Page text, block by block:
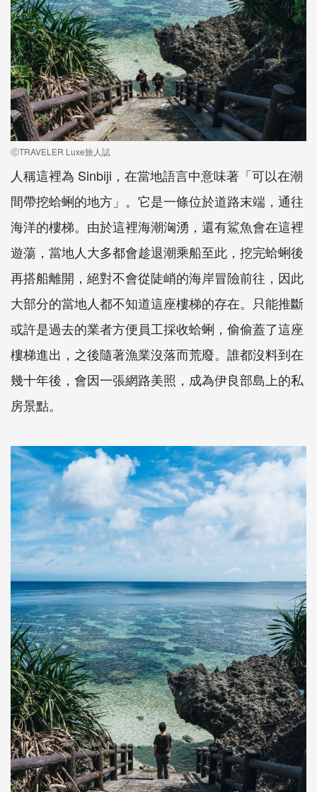
ⓒTRAVELER Luxe旅人誌
人稱這裡為 Sinbiji，在當地語言中意味著「可以在潮
間帶挖蛤蜊的地方」。它是一條位於道路末端，通往
海洋的樓梯。由於這裡海潮洶湧，還有鯊魚會在這裡
遊蕩，當地人大多都會趁退潮乘船至此，挖完蛤蜊後
再搭船離開，絕對不會從陡峭的海岸冒險前往，因此
大部分的當地人都不知道這座樓梯的存在。只能推斷
或許是過去的業者方便員工採收蛤蜊，偷偷蓋了這座
樓梯進出，之後隨著漁業沒落而荒廢。誰都沒料到在
幾十年後，會因一張網路美照，成為伊良部島上的私
房景點。